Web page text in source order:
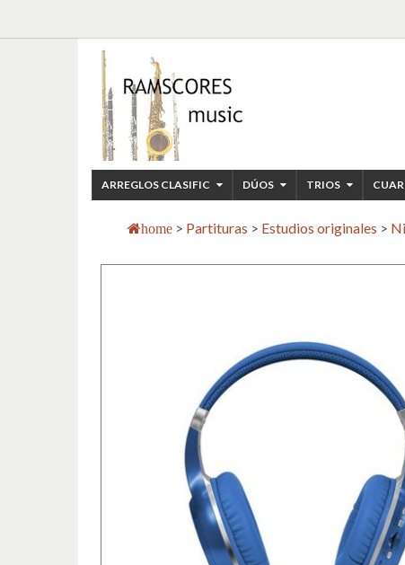
ARREGLOS CLASIFIC DÚOS TRIOS
home > Partituras > Estudios originales >